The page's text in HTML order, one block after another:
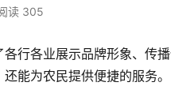
读 305
各行各业展示品牌形象、传
能为农民提供便捷的服务。